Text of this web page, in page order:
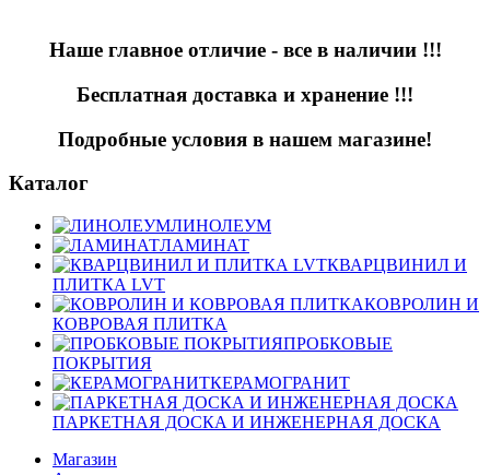
Наше главное отличие - все в наличии !!!
Бесплатная доставка и хранение !!!
Подробные условия в нашем магазине!
Каталог
ЛИНОЛЕУМ
ЛАМИНАТ
КВАРЦВИНИЛ И
ПЛИТКА LVT
КОВРОЛИН И
КОВРОВАЯ ПЛИТКА
ПРОБКОВЫЕ
ПОКРЫТИЯ
КЕРАМОГРАНИТ
ПАРКЕТНАЯ ДОСКА И ИНЖЕНЕРНАЯ ДОСКА
Магазин